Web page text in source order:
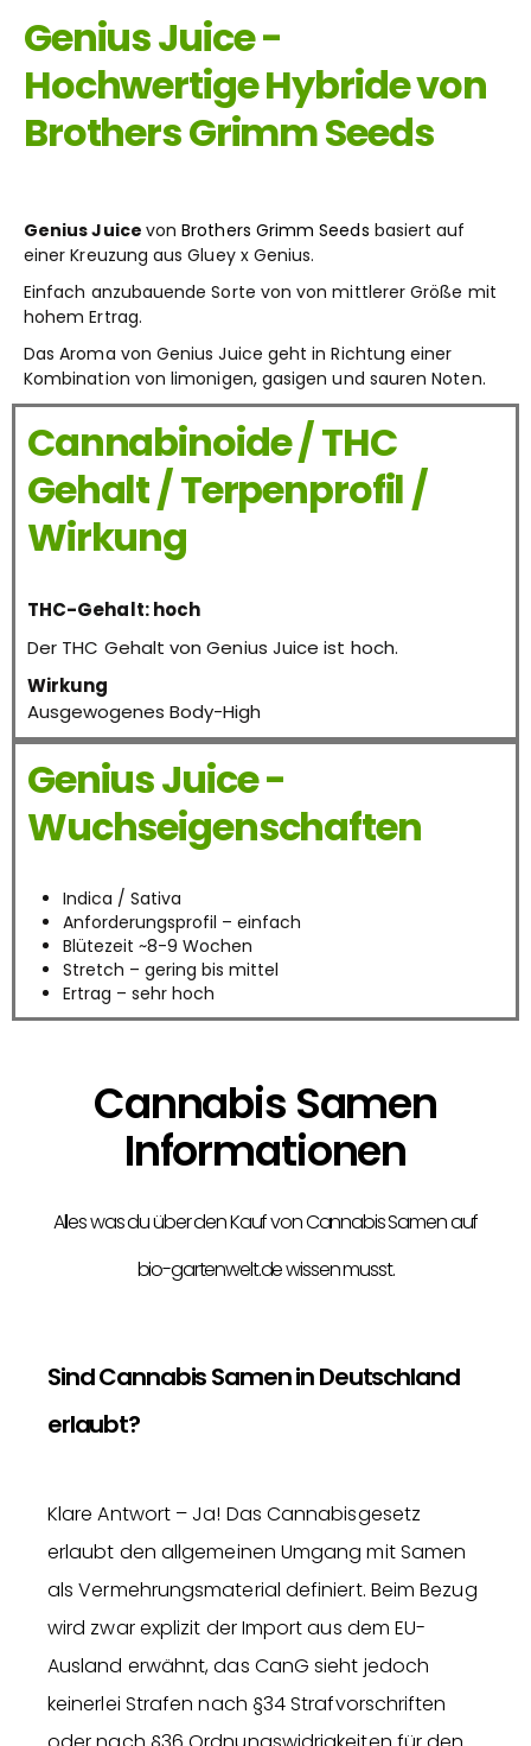
Genius Juice -
Hochwertige Hybride von
Brothers Grimm Seeds
Genius Juice vonBrothers Grimm Seeds basiert auf
einer Kreuzung aus Gluey x Genius.
Einfach anzubauende Sorte von von mittlerer Größe mit
hohem Ertrag.
Das Aroma von Genius Juice geht in Richtung einer
Kombination von limonigen, gasigen und sauren Noten.
Cannabinoide / THC
Gehalt / Terpenprofil /
Wirkung
THC-Gehalt: hoch
Der THC Gehalt von Genius Juice ist hoch.
Wirkung
Ausgewogenes Body-High
Genius Juice -
Wuchseigenschaften
Indica / Sativa
Anforderungsprofil – einfach
Blütezeit ~8-9 Wochen
Stretch – gering bis mittel
Ertrag – sehr hoch
Cannabis Samen
Informationen
Alles was du über den Kauf von Cannabis Samen auf
bio-gartenwelt.de wissen musst.
Sind Cannabis Samen in Deutschland
erlaubt?
Klare Antwort – Ja! Das Cannabisgesetz
erlaubt den allgemeinen Umgang mit Samen
als Vermehrungsmaterial definiert. Beim Bezug
wird zwar explizit der Import aus dem EU-
Ausland erwähnt, das CanG sieht jedoch
keinerlei Strafen nach §34 Strafvorschriften